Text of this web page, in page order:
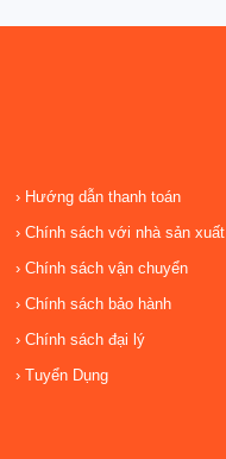
Hướng dẫn thanh toán
Chính sách với nhà sản xuất
Chính sách vận chuyển
Chính sách bảo hành
Chính sách đại lý
Tuyển Dụng